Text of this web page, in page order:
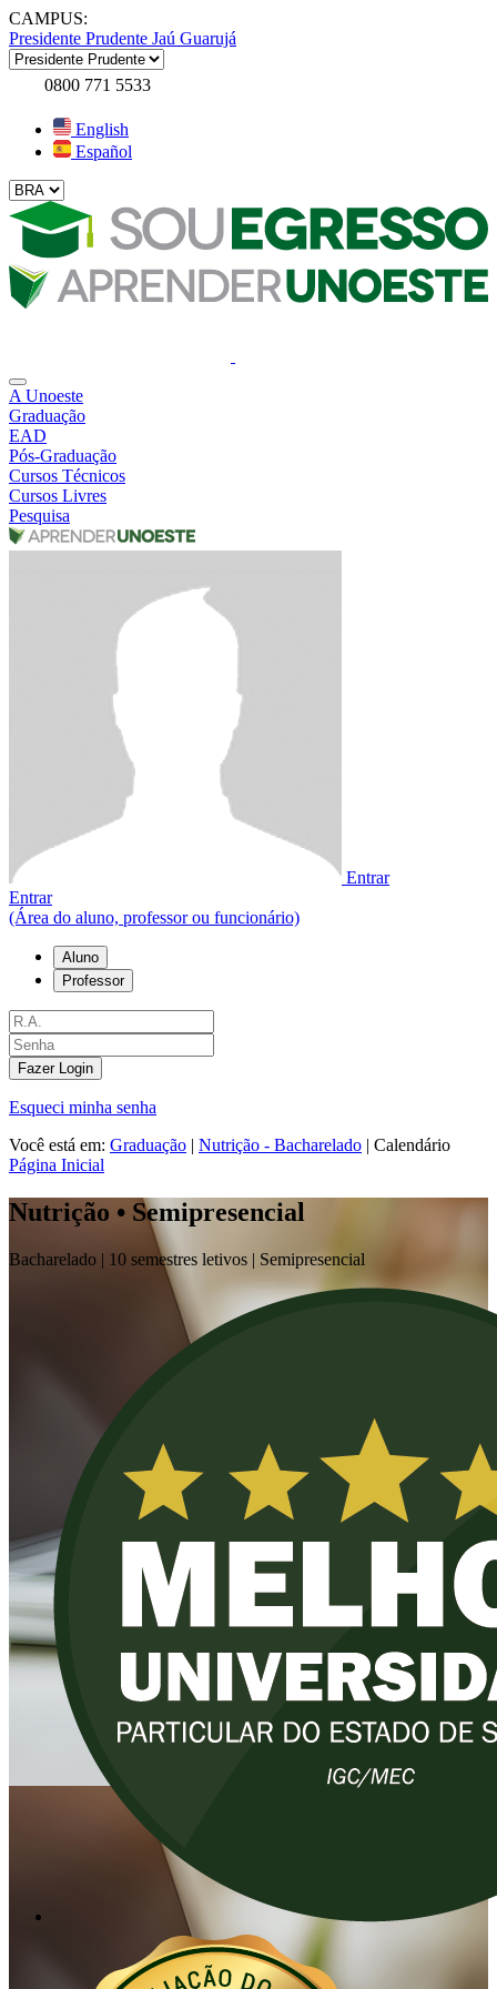
CAMPUS:
Presidente Prudente Jaú Guarujá
0800 771 5533
English
Español
A Unoeste
Graduação
EAD
Pós-Graduação
Cursos Técnicos
Cursos Livres
Pesquisa
Entrar
Entrar
(Área do aluno, professor ou funcionário)
Aluno
Professor
Fazer Login
Esqueci minha senha
Você está em: Graduação | Nutrição - Bacharelado | Calendário
Página Inicial
Nutrição • Semipresencial
Bacharelado | 10 semestres letivos | Semipresencial